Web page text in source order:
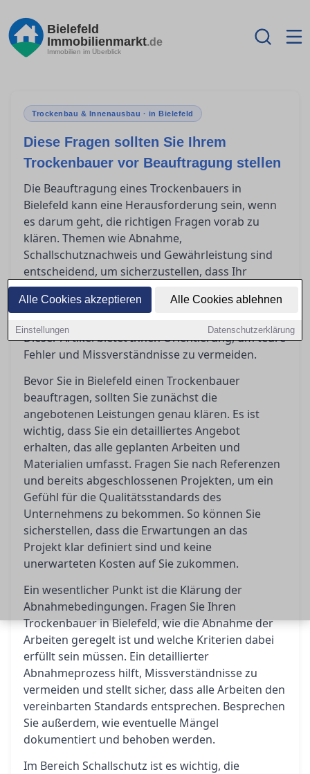
Alle Cookies akzeptieren Alle Cookies ablehnen
Einstellungen Datenschutzerklärung
Bielefeld
Immobilienmarkt.de
Immobilien im Überblick
Trockenbau & Innenausbau · in Bielefeld
Diese Fragen sollten Sie Ihrem
Trockenbauer vor Beauftragung stellen
Die Beauftragung eines Trockenbauers in
Bielefeld kann eine Herausforderung sein, wenn
es darum geht, die richtigen Fragen vorab zu
klären. Themen wie Abnahme,
Schallschutznachweis und Gewährleistung sind
entscheidend, um sicherzustellen, dass Ihr
Projekt erfolgreich ist. Bevor Sie einen Vertrag
unterschreiben, sollten Sie genau wissen, was Sie
Dieser Artikel bietet Ihnen Orientierung, um teure
Fehler und Missverständnisse zu vermeiden.
Bevor Sie in Bielefeld einen Trockenbauer
beauftragen, sollten Sie zunächst die
angebotenen Leistungen genau klären. Es ist
wichtig, dass Sie ein detailliertes Angebot
erhalten, das alle geplanten Arbeiten und
Materialien umfasst. Fragen Sie nach Referenzen
und bereits abgeschlossenen Projekten, um ein
Gefühl für die Qualitätsstandards des
Unternehmens zu bekommen. So können Sie
sicherstellen, dass die Erwartungen an das
Projekt klar definiert sind und keine
unerwarteten Kosten auf Sie zukommen.
Ein wesentlicher Punkt ist die Klärung der
Abnahmebedingungen. Fragen Sie Ihren
Trockenbauer in Bielefeld, wie die Abnahme der
Arbeiten geregelt ist und welche Kriterien dabei
erfüllt sein müssen. Ein detaillierter
Abnahmeprozess hilft, Missverständnisse zu
vermeiden und stellt sicher, dass alle Arbeiten den
vereinbarten Standards entsprechen. Besprechen
Sie außerdem, wie eventuelle Mängel
dokumentiert und behoben werden.
Im Bereich Schallschutz ist es wichtig, die